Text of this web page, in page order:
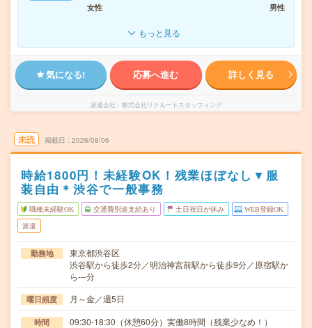
女性
男性
もっと見る
気になる! 応募へ進む 詳しく見る
派遣会社 株式会社リクルートスタッフィング
未読 掲載日 2026/08/06
時給1800円！未経験OK！残業ほぼなし▼服
装自由＊渋谷で一般事務
職種未経験OK 交通費別途支給あり 土日祝日が休み WEB登録OK
派遣
勤務地
東京都渋谷区
渋谷駅から徒歩2分／明治神宮前駅から徒歩9分／原宿駅か
ら---分
曜日頻度 月～金／週5日
時間 09:30-18:30（休憩60分）実働8時間（残業少なめ！）